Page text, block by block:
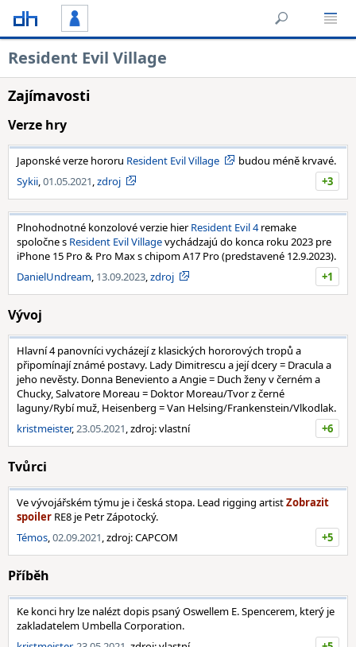
Resident Evil Village
Zajímavosti
Verze hry
Japonské verze hororu Resident Evil Village
budou méně krvavé.
Sykii,01.05.2021,zdroj +3
Plnohodnotné konzolové verzie hierResident Evil 4remake
spoločne s Resident Evil Villagevychádzajú do konca roku 2023 pre
iPhone 15 Pro & Pro Max s chipom A17 Pro (predstavené 12.9.2023).
DanielUndream, 13.09.2023,zdroj +1
Vývoj
Hlavní 4 panovníci vycházejí z klasických hororových tropů a
připomínají známé postavy. Lady Dimitrescu a její dcery = Dracula a
jeho nevěsty. Donna Beneviento a Angie = Duch ženy v černém a
Chucky, Salvatore Moreau = Doktor Moreau/Tvor z černé
laguny/Rybí muž, Heisenberg = Van Helsing/Frankenstein/Vlkodlak.
kristmeister,23.05.2021, zdroj: vlastní +6
Tvůrci
Ve vývojářském týmu je i česká stopa. Lead rigging artist
RE8 je Petr Zápotocký.
Témos,02.09.2021, zdroj: CAPCOM +5
Příběh
Ke konci hry lze nalézt dopis psaný Oswellem E. Spencerem, který je
zakladatelem Umbella Corporation.